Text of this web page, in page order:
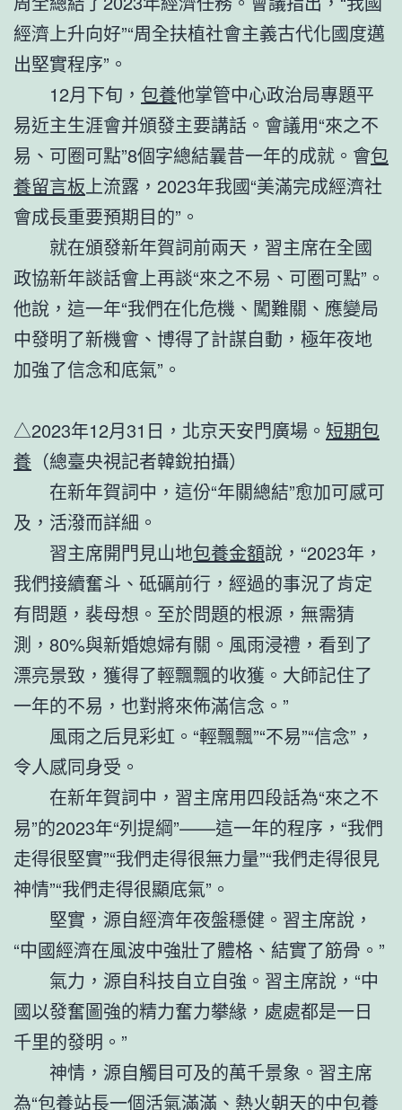
經濟上升向好”“周全扶植社會主義古代化國度邁
出堅實程序”。
12月下旬， 包養他掌管中心政治局專題平
易近主生涯會并頒發主要講話。會議用“來之不
易、可圈可點”8個字總結曩昔一年的成就。會包
養留言板 上流露，2023年我國“美滿完成經濟社
會成長重要預期目的”。
就在頒發新年賀詞前兩天，習主席在全國
政協新年談話會上再談“來之不易、可圈可點”。
他說，這一年“我們在化危機、闖難關、應變局
中發明了新機會、博得了計謀自動，極年夜地
加強了信念和底氣”。
△2023年12月31日，北京天安門廣場。 短期包
養 （總臺央視記者韓銳拍攝）
在新年賀詞中，這份“年關總結”愈加可感可
及，活潑而詳細。
習主席開門見山地包養金額說，“2023年，
我們接續奮斗、砥礪前行，經過的事況了肯定
有問題，裴母想。至於問題的根源，無需猜
測，80%與新婚媳婦有關。風雨浸禮，看到了
漂亮景致，獲得了輕飄飄的收獲。大師記住了
一年的不易，也對將來佈滿信念。”
風雨之后見彩虹。“輕飄飄”“不易”“信念”，
令人感同身受。
在新年賀詞中，習主席用四段話為“來之不
易”的2023年“列提綱”——這一年的程序，“我們
走得很堅實”“我們走得很無力量”“我們走得很見
神情”“我們走得很顯底氣”。
堅實，源自經濟年夜盤穩健。習主席說，
“中國經濟在風波中強壯了體格、結實了筋骨。”
氣力，源自科技自立自強。習主席說，“中
國以發奮圖強的精力奮力攀緣，處處都是一日
千里的發明。”
神情，源自觸目可及的萬千景象。習主席
為“包養站長一個活氣滿滿、熱火朝天的中包養